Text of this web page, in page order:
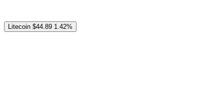
Litecoin $44.89 1.42%